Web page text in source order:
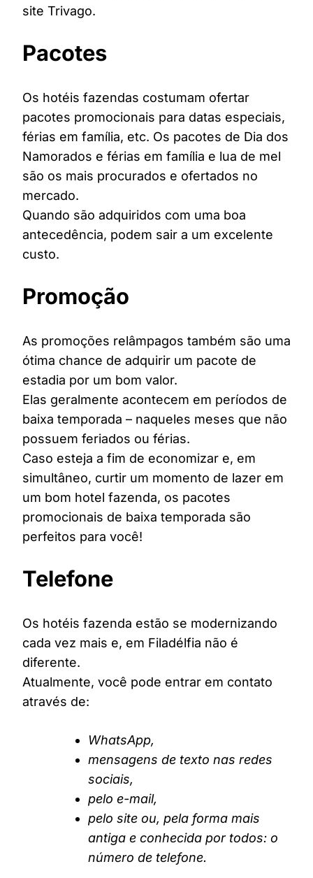
site Trivago.
Pacotes
Os hotéis fazendas costumam ofertar
pacotes promocionais para datas especiais,
férias em família, etc. Os pacotes de Dia dos
Namorados e férias em família e lua de mel
são os mais procurados e ofertados no
mercado.
Quando são adquiridos com uma boa
antecedência, podem sair a um excelente
custo.
Promoção
As promoções relâmpagos também são uma
ótima chance de adquirir um pacote de
estadia por um bom valor.
Elas geralmente acontecem em períodos de
baixa temporada – naqueles meses que não
possuem feriados ou férias.
Caso esteja a fim de economizar e, em
simultâneo, curtir um momento de lazer em
um bom hotel fazenda, os pacotes
promocionais de baixa temporada são
perfeitos para você!
Telefone
Os hotéis fazenda estão se modernizando
cada vez mais e, em Filadélfia não é
diferente.
Atualmente, você pode entrar em contato
através de:
WhatsApp,
mensagens de texto nas redes
sociais,
pelo e-mail,
pelo site ou, pela forma mais
antiga e conhecida por todos: o
número de telefone.